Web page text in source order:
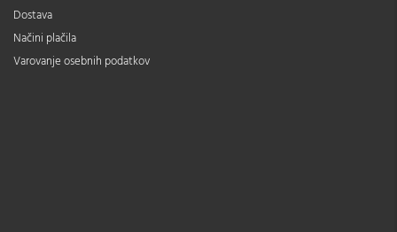
Dostava
Načini plačila
Varovanje osebnih podatkov